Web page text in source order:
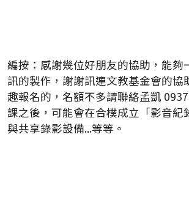
編按：感謝幾位好朋友的協助，能夠
訊的製作，謝謝訊連文教基金會的協
趣報名的，名額不多請聯絡孟凱
課之後，可能會在合樸成立「影音紀
與共享錄影設備...等等。